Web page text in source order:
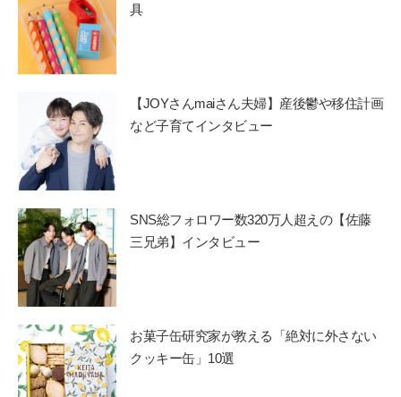
具
【JOYさんmaiさん夫婦】産後鬱や移住計画
など子育てインタビュー
SNS総フォロワー数320万人超えの【佐藤
三兄弟】インタビュー
お菓子缶研究家が教える「絶対に外さない
クッキー缶」10選